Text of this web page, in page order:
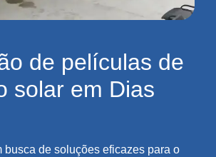
de películas de
solar em Dias
busca de soluções eficazes para o